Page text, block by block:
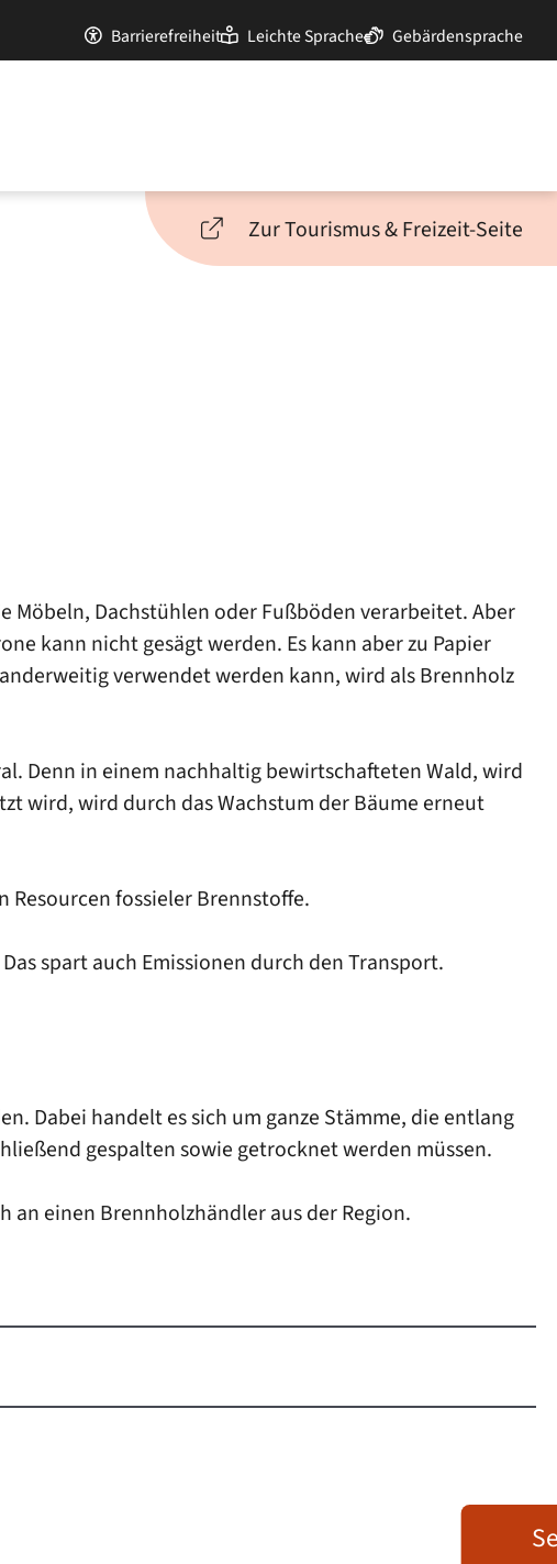
Barrierefreiheit Leichte Sprache Gebärdensprache
Zur Tourismus & Freizeit-Seite
Möbeln, Dachstühlen oder Fußböden verarbeitet. Aber
kann nicht gesägt werden. Es kann aber zu Papier
verwendet werden kann, wird als Brennholz
Denn in einem nachhaltig bewirtschafteten Wald, wird
wird, wird durch das Wachstum der Bäume erneut
Resourcen fossieler Brennstoffe.
spart auch Emissionen durch den Transport.
Dabei handelt es sich um ganze Stämme, die entlang
gespalten sowie getrocknet werden müssen.
einen Brennholzhändler aus der Region.